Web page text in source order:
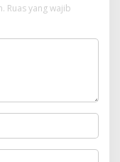
Ruas yang wajib